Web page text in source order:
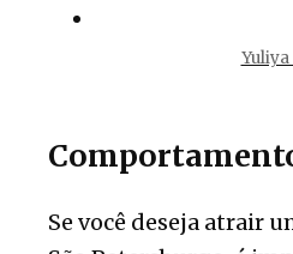
Yuliya
Se você deseja atrair